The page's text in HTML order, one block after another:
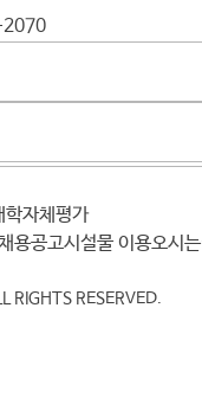
2070
대학자체평가
채용공고 시설물 이용
오시
RIGHTS RESERVED.